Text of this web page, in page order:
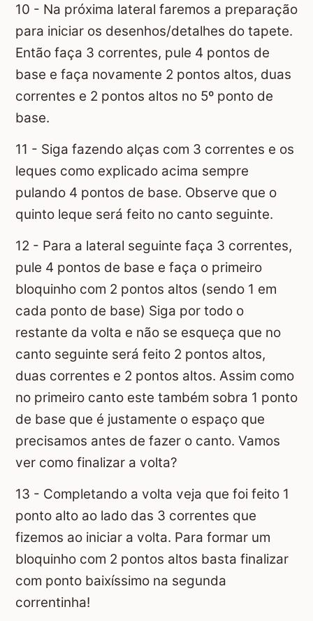
10 - Na próxima lateral faremos a preparação
para iniciar os desenhos/detalhes do tapete.
Então faça 3 correntes, pule 4 pontos de
base e faça novamente 2 pontos altos, duas
correntes e 2 pontos altos no 5º ponto de
base.
11 - Siga fazendo alças com 3 correntes e os
leques como explicado acima sempre
pulando 4 pontos de base. Observe que o
quinto leque será feito no canto seguinte.
12 - Para a lateral seguinte faça 3 correntes,
pule 4 pontos de base e faça o primeiro
bloquinho com 2 pontos altos (sendo 1 em
cada ponto de base) Siga por todo o
restante da volta e não se esqueça que no
canto seguinte será feito 2 pontos altos,
duas correntes e 2 pontos altos. Assim como
no primeiro canto este também sobra 1 ponto
de base que é justamente o espaço que
precisamos antes de fazer o canto. Vamos
ver como finalizar a volta?
13 - Completando a volta veja que foi feito 1
ponto alto ao lado das 3 correntes que
fizemos ao iniciar a volta. Para formar um
bloquinho com 2 pontos altos basta finalizar
com ponto baixíssimo na segunda
correntinha!